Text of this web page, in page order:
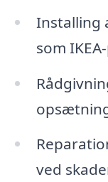
Installing
som
ved